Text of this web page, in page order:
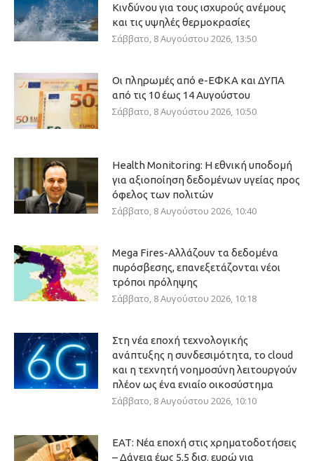
Κινδύνου για τους ισχυρούς ανέμους
και τις υψηλές θερμοκρασίες
Σάββατο, 8 Αυγούστου 2026, 13:50
Οι πληρωμές από e-ΕΦΚΑ και ΔΥΠΑ
από τις 10 έως 14 Αυγούστου
Σάββατο, 8 Αυγούστου 2026, 10:50
Health Monitoring: Η εθνική υποδομή
για αξιοποίηση δεδομένων υγείας προς
όφελος των πολιτών
Σάββατο, 8 Αυγούστου 2026, 10:40
Mega Fires-Αλλάζουν τα δεδομένα
πυρόσβεσης, επανεξετάζονται νέοι
τρόποι πρόληψης
Σάββατο, 8 Αυγούστου 2026, 10:18
Στη νέα εποχή τεχνολογικής
ανάπτυξης η συνδεσιμότητα, το cloud
και η τεχνητή νοημοσύνη λειτουργούν
πλέον ως ένα ενιαίο οικοσύστημα
Σάββατο, 8 Αυγούστου 2026, 10:10
ΕΑΤ: Νέα εποχή στις χρηματοδοτήσεις
– Δάνεια έως 5,5 δισ. ευρώ για